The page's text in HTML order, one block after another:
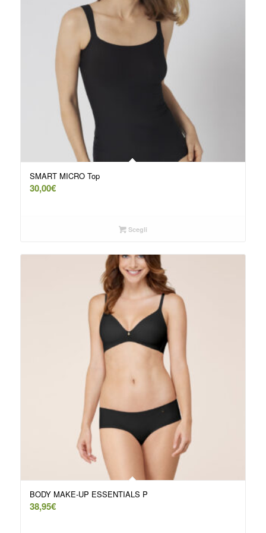
SMART MICRO Top
30,00€
Scegli
BODY MAKE-UP ESSENTIALS P
38,95€